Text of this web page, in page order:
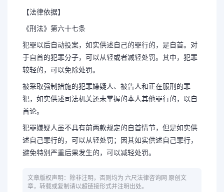
【法律依据】
《刑法》第六十七条
犯罪以后自动投案，如实供述自己的罪行的，是自首。对
于自首的犯罪分子，可以从轻或者减轻处罚。其中，犯罪
较轻的，可以免除处罚。
被采取强制措施的犯罪嫌疑人、被告人和正在服刑的罪
犯，如实供述司法机关还未掌握的本人其他罪行的，以自
首论。
犯罪嫌疑人虽不具有前两款规定的自首情节，但是如实供
述自己罪行的，可以从轻处罚；因其如实供述自己罪行，
避免特别严重后果发生的，可以减轻处罚。
文章版权声明：除非注明，否则均为 六尺法律咨询网 原创文
章，转载或复制请以超链接形式并注明出处。